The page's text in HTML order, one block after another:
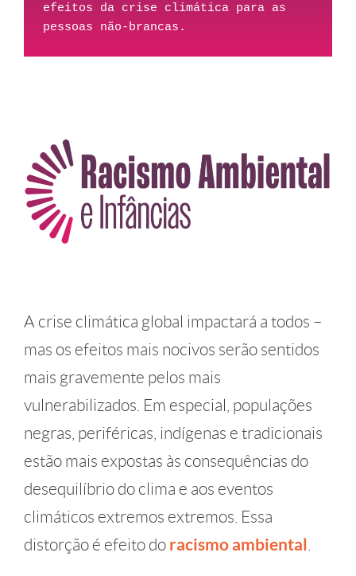
efeitos da crise climática para as
pessoas não-brancas.
A crise climática global impactará a todos –
mas os efeitos mais nocivos serão sentidos
mais gravemente pelos mais
vulnerabilizados. Em especial, populações
negras, periféricas, indígenas e tradicionais
estão mais expostas às consequências do
desequilíbrio do clima e aos eventos
climáticos extremos extremos. Essa
distorção é efeito do racismo ambiental